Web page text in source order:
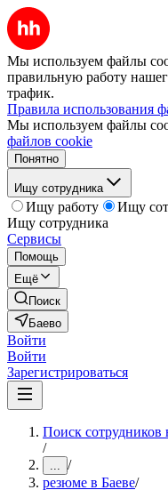
Мы используем файлы
правильную работу
трафик.
Правила использования
Мы используем файлы
файлов cookie
Понятно
Ищу сотрудника
Ищу работу
Ищу
Ищу сотрудника
Сервисы
Помощь
Ещё
Поиск
Баево
Войти
Войти
Зарегистрироваться
Поиск сотрудников
/
... /
резюме в Баеве/